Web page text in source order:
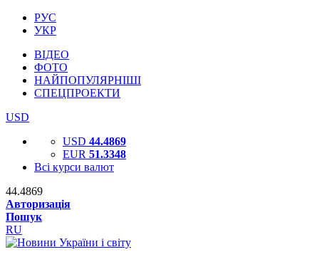
РУС
УКР
ВІДЕО
ФОТО
НАЙПОПУЛЯРНІШІ
СПЕЦПРОЕКТИ
USD
USD 44.4869
EUR 51.3348
Всі курси валют
44.4869
Авторизація
Пошук
RU